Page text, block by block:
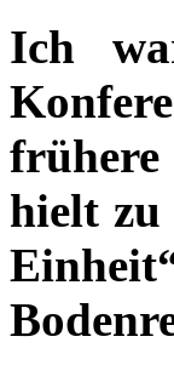
Ich
hielt zu